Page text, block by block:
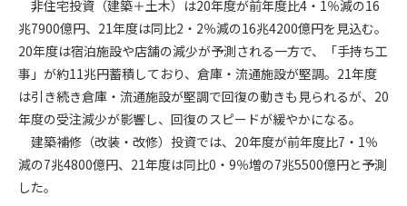
非住宅投資（建築＋土木）は20年度が前年度比4・1％減の16
兆7900億円、21年度は同比2・2％減の16兆4200億円を見込む。
20年度は宿泊施設や店舗の減少が予測される一方で、「手持ち工
事」が約11兆円蓄積しており、倉庫・流通施設が堅調。21年度
は引き続き倉庫・流通施設が堅調で回復の動きも見られるが、20
年度の受注減少が影響し、回復のスピードが緩やかになる。
建築補修（改装・改修）投資では、20年度が前年度比7・1％
減の7兆4800億円、21年度は同比0・9％増の7兆5500億円と予測
した。
第三者（他の会員を含む）の使用等による損害について責任
を負うものとし、管理者は一切責任を負いません。
第6条（会員の禁止事項）
1. 会員は建設資料館WEB上で以下の行為をしないものとしま
す。
(1) 第三者または管理者の著作権、その他知的所有権を侵害す
る行為
(2) 第三者または管理者の財産、プライバシー等を侵害する行